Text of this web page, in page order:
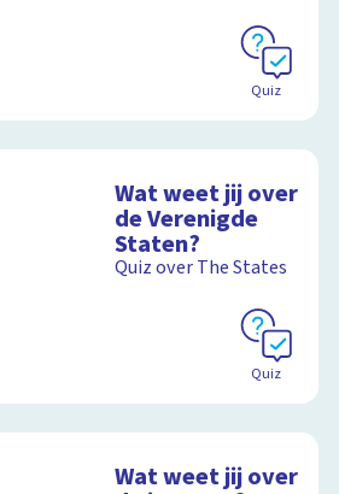
Schoolplaat
Quiz
Wat weet jij over
de Verenigde
Staten?
Quiz over The States
Quiz
Wat weet jij over